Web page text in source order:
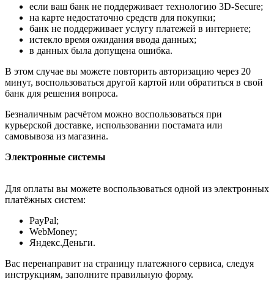
если ваш банк не поддерживает технологию 3D-Secure;
на карте недостаточно средств для покупки;
банк не поддерживает услугу платежей в интернете;
истекло время ожидания ввода данных;
в данных была допущена ошибка.
В этом случае вы можете повторить авторизацию через 20
минут, воспользоваться другой картой или обратиться в свой
банк для решения вопроса.
Безналичным расчётом можно воспользоваться при
курьерской доставке, использовании постамата или
самовывоза из магазина.
Электронные системы
Для оплаты вы можете воспользоваться одной из электронных
платёжных систем:
PayPal;
WebMoney;
Яндекс.Деньги.
Вас перенаправит на страницу платежного сервиса, следуя
инструкциям, заполните правильную форму.